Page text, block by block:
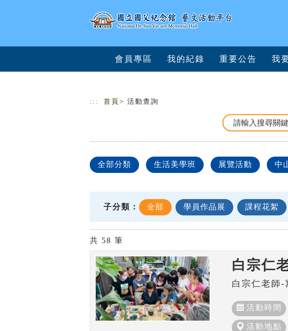
會員專區 我的紀錄 重要公告 我
::: 首頁 > 活動查詢
全部分類 生活美學班 展覽活動 中
子分類： 全部 學員作品展 課程花絮
共 58 筆
白宗仁
白宗仁老師-
活動時間
活動地點